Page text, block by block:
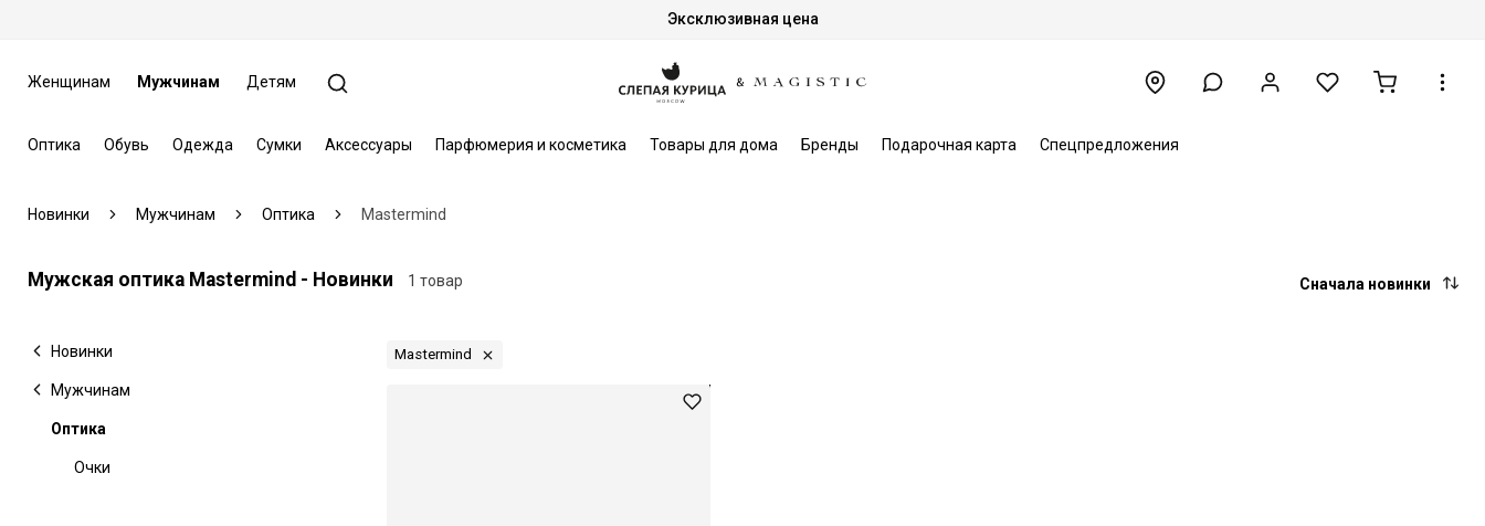
Эксклюзивная цена
Женщинам Мужчинам Детям
Оптика Обувь Одежда Сумки Аксессуары Парфюмерия и косметика Товары для дома Бренды Подарочная карта Спецпредложения
Новинки Мужчинам Оптика Mastermind
Мужская оптика Mastermind - Новинки 1 товар Сначала новинки
Новинки
Мужчинам
Оптика
Очки
Mastermind